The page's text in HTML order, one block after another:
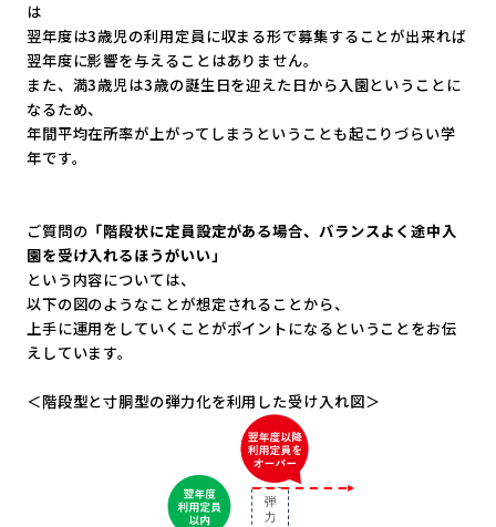
は
翌年度は3歳児の利用定員に収まる形で募集することが出来れば
翌年度に影響を与えることはありません。
また、 満3歳児は3歳の誕生日を迎えた日から入園ということに
なるため、
年間平均在所率が上がってしまうということも起こりづらい学
年です。
ご質問の 「階段状に定員設定がある場合、 バランスよく途中入
園を受け入れるほうがいい」
という内容については、
以下の図のようなことが想定されることから、
上手に運用をしていくことがポイントになるということをお伝
えしています。
＜階段型と寸胴型の弾力化を利用した受け入れ図＞